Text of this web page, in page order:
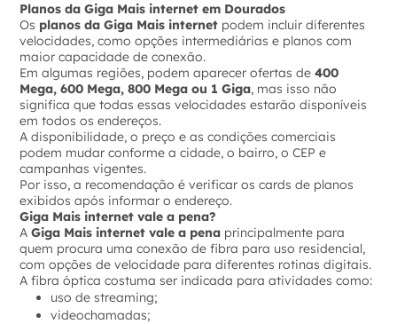
Planos da Giga Mais internet em Dourados
Os planos da Giga Mais internet podem incluir diferentes
velocidades, como opções intermediárias e planos com
maior capacidade de conexão.
Em algumas regiões, podem aparecer ofertas de400
Mega, 600 Mega, 800 Mega ou 1 Giga, mas isso não
significa que todas essas velocidades estarão disponíveis
em todos os endereços.
A disponibilidade, o preço e as condições comerciais
podem mudar conforme a cidade, o bairro, o CEP e
campanhas vigentes.
Por isso, a recomendação é verificar os cards de planos
exibidos após informar o endereço.
Giga Mais internet vale a pena?
AGiga Mais internet vale a pena principalmente para
quem procura uma conexão de fibra para uso residencial,
com opções de velocidade para diferentes rotinas digitais.
A fibra óptica costuma ser indicada para atividades como:
uso de streaming;
videochamadas;